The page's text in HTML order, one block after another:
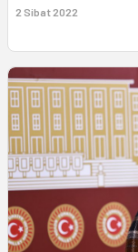
2 Sibat 2022